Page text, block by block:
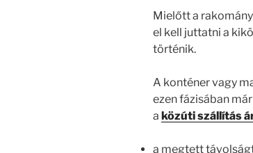
Mielőtt a
el kell juttatni a
történik.
A konténer vagy
ezen fázisában
a közúti szállítás
a megtett